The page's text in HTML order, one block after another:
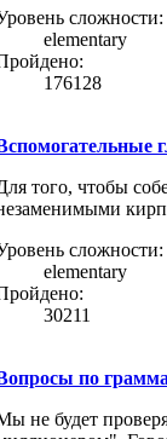
сложности:
elementary
176128
того, чтобы
сложности:
elementary
30211
по
не будет